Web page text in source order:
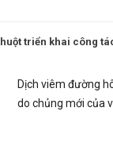
triển khai công
Dịch viêm đường
do chủng mới của